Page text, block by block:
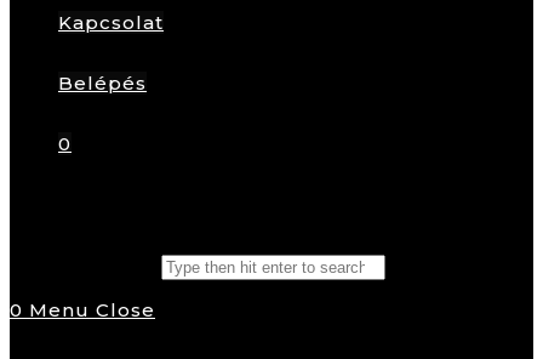
Kapcsolat
Belépés
0
0 Menu Close